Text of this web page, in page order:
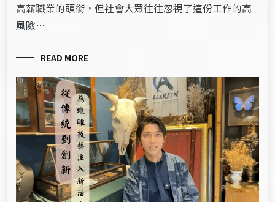
高薪職業的頭銜，但社會大眾往往忽視了這份工作的高
風險…
READ MORE